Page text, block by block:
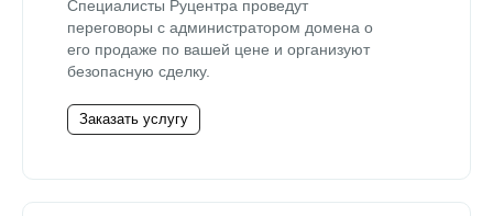
Специалисты Руцентра проведут
переговоры с администратором домена о
его продаже по вашей цене и организуют
безопасную сделку.
Заказать услугу